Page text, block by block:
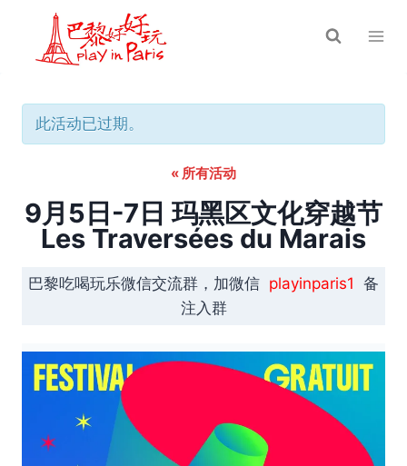
此活动已过期。
« 所有活动
9月5日-7日 玛黑区文化穿越节
Les Traversées du Marais
巴黎吃喝玩乐微信交流群，加微信 playinparis1 备
注入群